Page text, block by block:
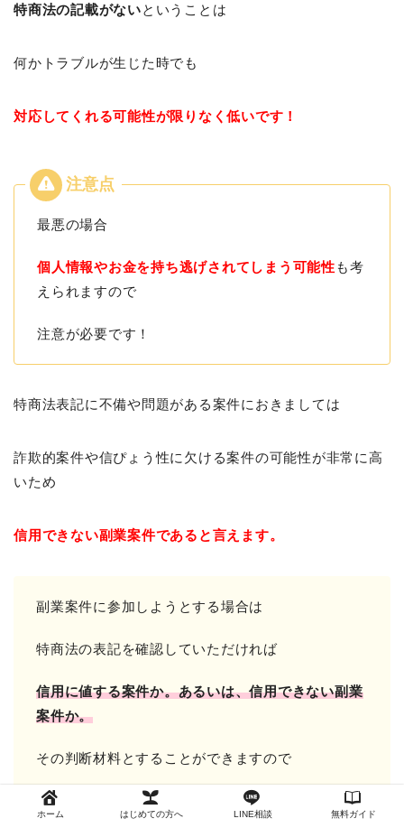
特商法の記載がないということは
何かトラブルが生じた時でも
対応してくれる可能性が限りなく低いです！
最悪の場合
個人情報やお金を持ち逃げされてしまう可能性 も考
えられますので
注意が必要です！
特商法表記に不備や問題がある案件におきましては
詐欺的案件や信ぴょう性に欠ける案件の可能性が非常に高
いため
信用できない副業案件であると言えます。
副業案件に参加しようとする場合は
特商法の表記を確認していただければ
信用に値する案件か。あるいは、信用できない副業
案件か。
その判断材料とすることができますので
必ず特商法の表記は確認してください！
ホーム はじめての方へ LINE相談 無料ガイド